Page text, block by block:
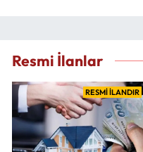
Resmi İlanlar
RESMİ İLANDIR